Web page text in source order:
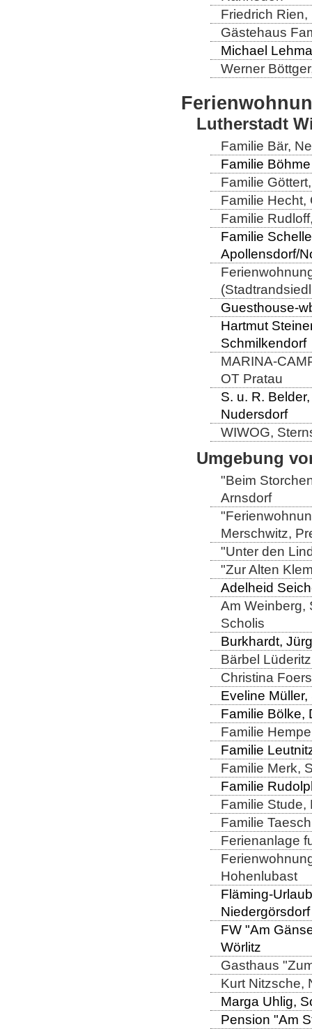
Friedrich
Gästehaus
Michael
Werner
Lutherstadt
Familie Bär,
Familie
Familie
Familie Hecht,
Familie
Familie
Apollensdorf/
Guesthouse-
Hartmut
Schmilkendorf
MARINA-
OT Pratau
S. u. R.
Nudersdorf
WIWOG,
Umgebung
"Beim
Arnsdorf
Merschwitz,
"Unter den
"Zur Alten
Adelheid
Am Weinberg,
Scholis
Burkhardt,
Bärbel
Christina
Eveline
Familie Bölke,
Familie
Familie
Familie Merk,
Familie
Familie Stude,
Familie
Ferienanlage
Hohenlubast
Fläming-
Niedergörsdorf
FW "Am
Wörlitz
Gasthaus
Kurt Nitzsche,
Marga Uhlig,
Pension "Am